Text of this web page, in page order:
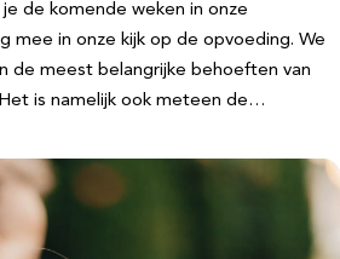
de komende weken in onze
mee in onze kijk op de opvoeding. We
de meest belangrijke behoeften van
is namelijk ook meteen de…